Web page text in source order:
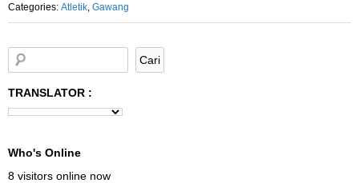
Categories: Atletik Gawang
TRANSLATOR :
Who's Online
8 visitors online now